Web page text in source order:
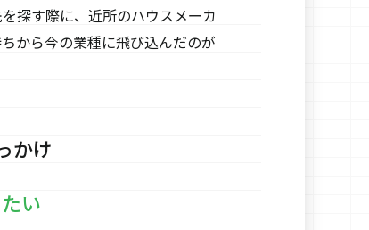
探す際に、近所のハウスメーカ
から今の業種に飛び込んだのが
かけ
い